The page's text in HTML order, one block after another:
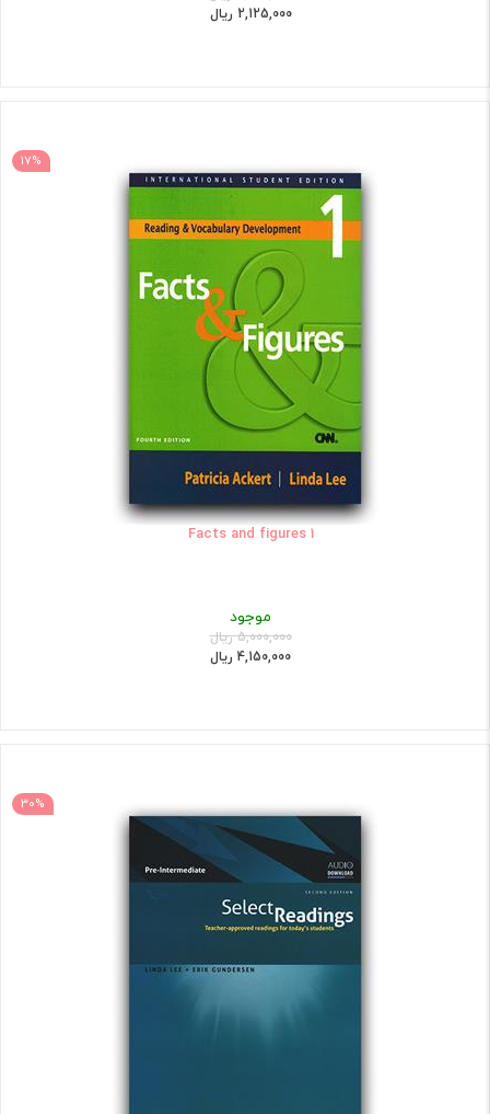
2,125,000 ریال
17%
Facts and figures 1
موجود
5,000,000 ریال
4,150,000 ریال
30%